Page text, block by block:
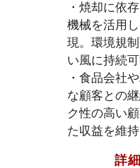
・焼却に依
機械を活用
現。環境規
い風に持続
・食品会社
な顧客との
ク性の高い
た収益を維持
詳